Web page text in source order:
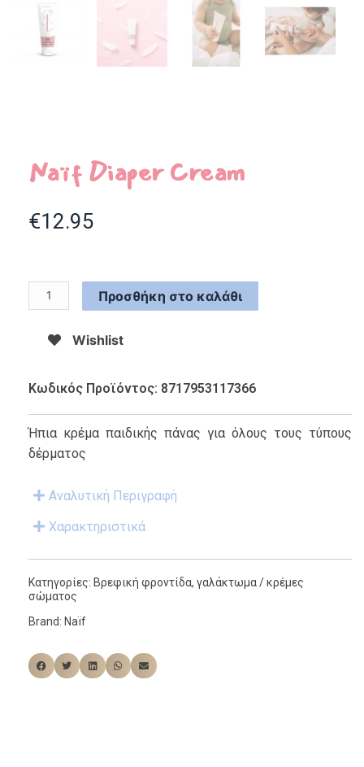
Naïf Diaper Cream
€12.95
Προσθήκη στο καλάθι
Wishlist
Κωδικός Προϊόντος: 8717953117366
Ήπια κρέμα παιδικής πάνας για όλους τους τύπους
δέρματος
Αναλυτική Περιγραφή
Χαρακτηριστικά
Κατηγορίες: Βρεφική φροντίδα, γαλάκτωμα / κρέμες
σώματος
Brand: Naïf